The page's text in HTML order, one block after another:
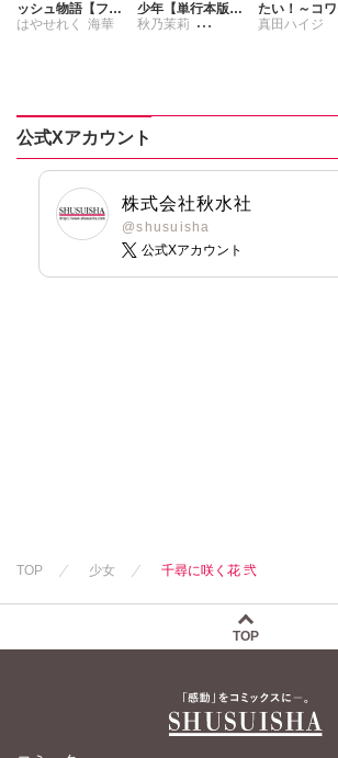
ッシュ物語【フル
カラー版】【単行
はやせれく 海華
少年【単行本版】
1【電子限定特典
秋乃茉莉
たい！～コ
男子と同居生
真田ハイジ
公式Xアカウント
株式会社秋水社
@shusuisha
公式Xアカウント
TOP 少女 千尋に咲く花 弐
TOP